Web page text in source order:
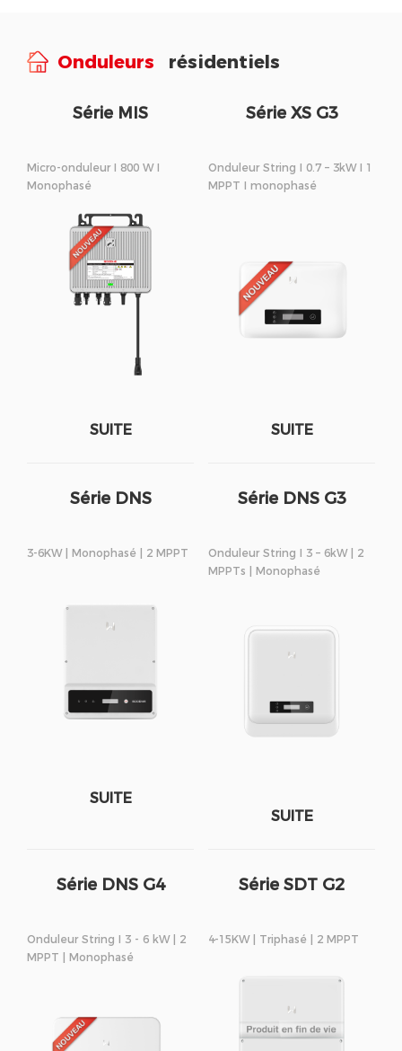
Onduleurs résidentiels
Série MIS
Micro-onduleur I 800 W I
Monophasé
SUITE
Série XS G3
Onduleur String I 0.7 – 3kW I 1
MPPT I monophasé
SUITE
Série DNS
3-6KW | Monophasé | 2 MPPT
SUITE
Série DNS G3
Onduleur String I 3 – 6kW | 2
MPPTs | Monophasé
SUITE
Série DNS G4
Onduleur String I 3 - 6 kW | 2
MPPT | Monophasé
Série SDT G2
4-15KW | Triphasé | 2 MPPT